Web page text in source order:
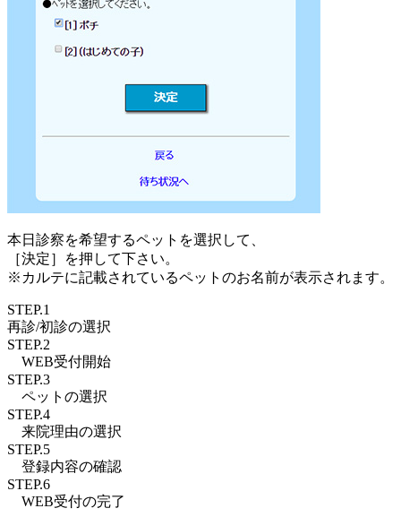
本日診察を希望するペットを選択して、
［決定］を押して下さい。
※カルテに記載されているペットのお名前が表示されます。
STEP.1
再診/初診の選択
STEP.2
WEB受付開始
STEP.3
ペットの選択
STEP.4
来院理由の選択
STEP.5
登録内容の確認
STEP.6
WEB受付の完了